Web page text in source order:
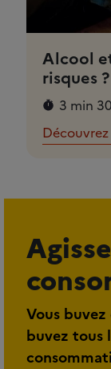
Alcool
risques ?
3 min 30
Vous
buvez tous